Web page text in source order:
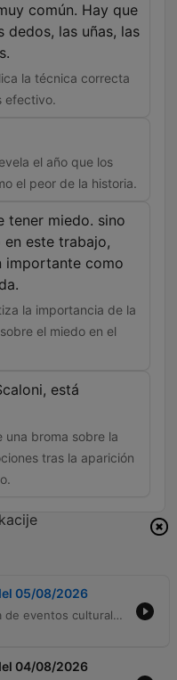
común. Hay que
dedos, las uñas, las
la técnica correcta
efectivo.
el año que los
el peor de la historia.
tener miedo. sino
este trabajo,
importante como
la importancia de la
el miedo en el
está
una broma sobre la
tras la aparición
05/08/2026
El episodio comienza con una agenda de eventos culturales y un divertido debate sobre la higiene personal, abordando desde el lavado del cabello hasta consejos para el cuidado de las uñas y los anteojos. La conversación transita por anécdotas de oyentes, un análisis histórico sobre el año 536 y una reflexión sobre los riesgos laborales en la construcción. El programa concluye con presentaciones musicales de Arrado Cancel y Manuel Moreira, seguido de un bloque informativo que incluye el pronóstico del tiempo para Buenos Aires y las noticias más relevantes de la actualidad política y social.
04/08/2026